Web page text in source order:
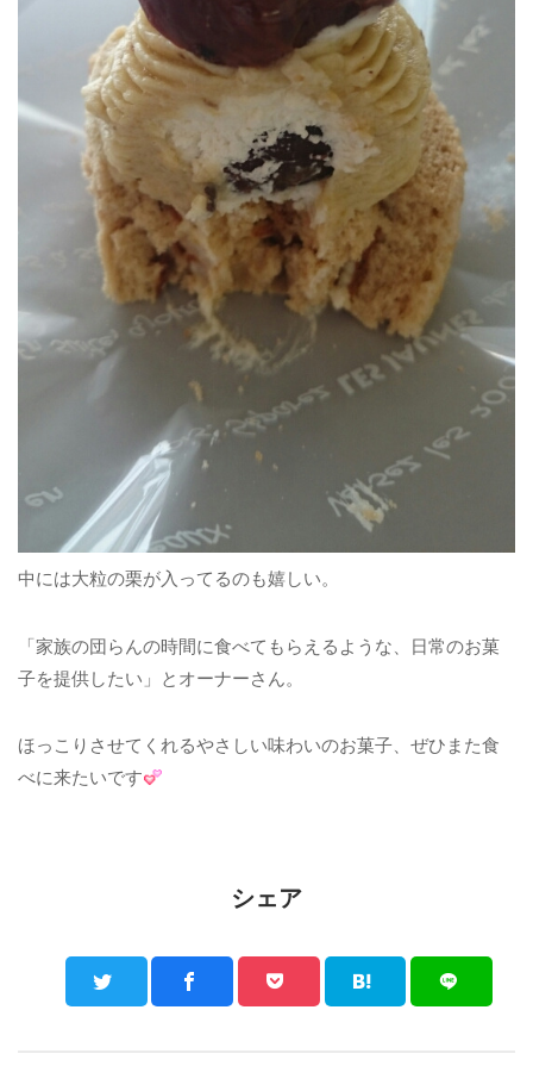
中には大粒の栗が入ってるのも嬉しい。
「家族の団らんの時間に食べてもらえるような、日常のお菓
子を提供したい」とオーナーさん。
ほっこりさせてくれるやさしい味わいのお菓子、ぜひまた食
べに来たいです
シェア